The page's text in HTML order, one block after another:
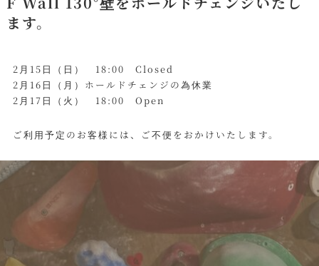
ます。
2月15日（日） 18:00 Closed
2月16日（月）ホールドチェンジの為休業
2月17日（火） 18:00 Open
ご利用予定のお客様には、ご不便をおかけいたします。